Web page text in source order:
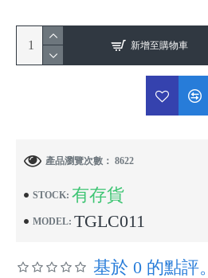
STOCK: 有存貨
MODEL: TGLC011
產品瀏覽次數： 8622
基於 0 的點評。
新增至購物車